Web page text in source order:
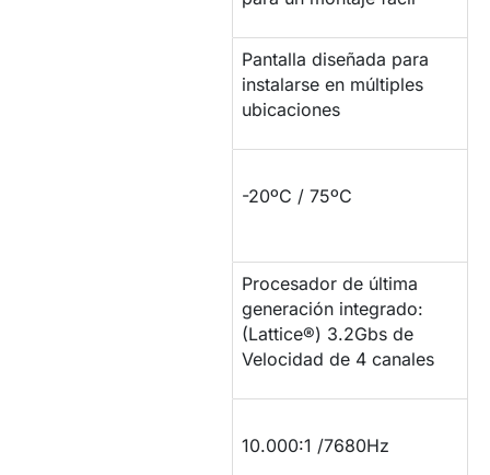
Pantalla diseñada para
instalarse en múltiples
ubicaciones
-20ºC / 75ºC
Procesador de última
generación integrado:
(Lattice®) 3.2Gbs de
Velocidad de 4 canales
10.000:1 /7680Hz